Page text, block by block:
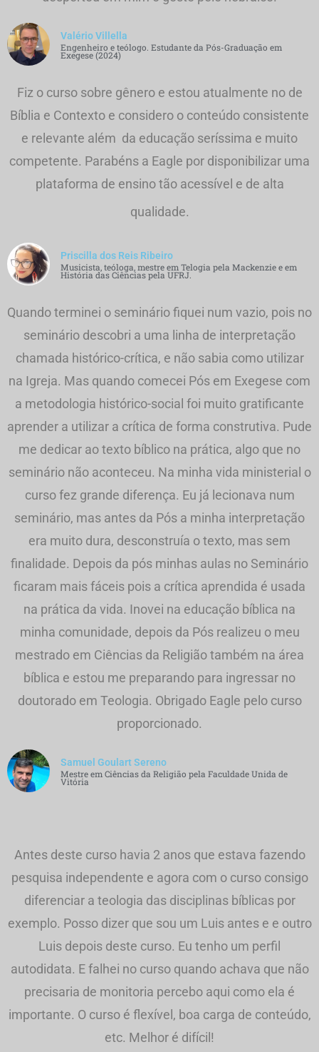
Valério Villella
Engenheiro e teólogo. Estudante da Pós-Graduação em
Exegese (2024)
Fiz o curso sobre gênero e estou atualmente no de
Bíblia e Contexto e considero o conteúdo consistente
e relevante além da educação seríssima e muito
competente. Parabéns a Eagle por disponibilizar uma
plataforma de ensino tão acessível e de alta
qualidade.
Priscilla dos Reis Ribeiro
Musicista, teóloga, mestre em Telogia pela Mackenzie e em
História das Ciências pela UFRJ.
Quando terminei o seminário fiquei num vazio, pois no
seminário descobri a uma linha de interpretação
chamada histórico-crítica, e não sabia como utilizar
na Igreja. Mas quando comecei Pós em Exegese com
a metodologia histórico-social foi muito gratificante
aprender a utilizar a crítica de forma construtiva. Pude
me dedicar ao texto bíblico na prática, algo que no
seminário não aconteceu. Na minha vida ministerial o
curso fez grande diferença. Eu já lecionava num
seminário, mas antes da Pós a minha interpretação
era muito dura, desconstruía o texto, mas sem
finalidade. Depois da pós minhas aulas no Seminário
ficaram mais fáceis pois a crítica aprendida é usada
na prática da vida. Inovei na educação bíblica na
minha comunidade, depois da Pós realizeu o meu
mestrado em Ciências da Religião também na área
bíblica e estou me preparando para ingressar no
doutorado em Teologia. Obrigado Eagle pelo curso
proporcionado.
Samuel Goulart Sereno
Mestre em Ciências da Religião pela Faculdade Unida de
Vitória
Antes deste curso havia 2 anos que estava fazendo
pesquisa independente e agora com o curso consigo
diferenciar a teologia das disciplinas bíblicas por
exemplo. Posso dizer que sou um Luis antes e e outro
Luis depois deste curso. Eu tenho um perfil
autodidata. E falhei no curso quando achava que não
precisaria de monitoria percebo aqui como ela é
importante. O curso é flexível, boa carga de conteúdo,
etc. Melhor é difícil!